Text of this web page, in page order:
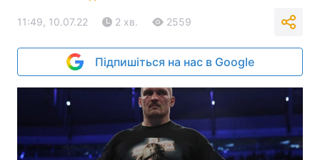
11:49, 10.07.22 2 хв. 2559
Підпишіться на нас в Google